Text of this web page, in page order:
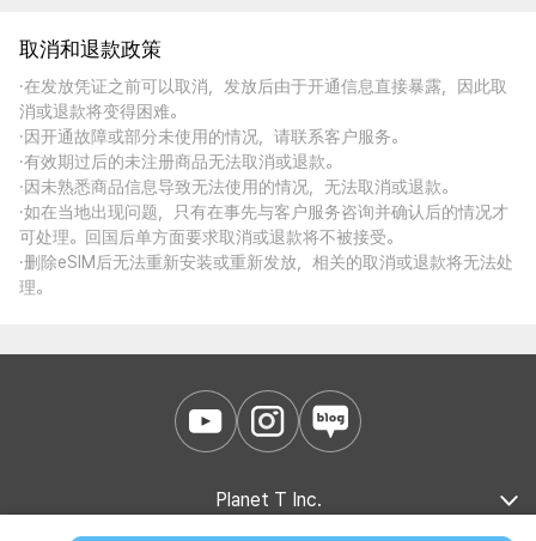
取消和退款政策
·在发放凭证之前可以取消，发放后由于开通信息直接暴露，因此取
消或退款将变得困难。
·因开通故障或部分未使用的情况，请联系客户服务。
·有效期过后的未注册商品无法取消或退款。
·因未熟悉商品信息导致无法使用的情况，无法取消或退款。
·如在当地出现问题，只有在事先与客户服务咨询并确认后的情况才
可处理。回国后单方面要求取消或退款将不被接受。
·删除eSIM后无法重新安装或重新发放，相关的取消或退款将无法处
理。
Planet T Inc.